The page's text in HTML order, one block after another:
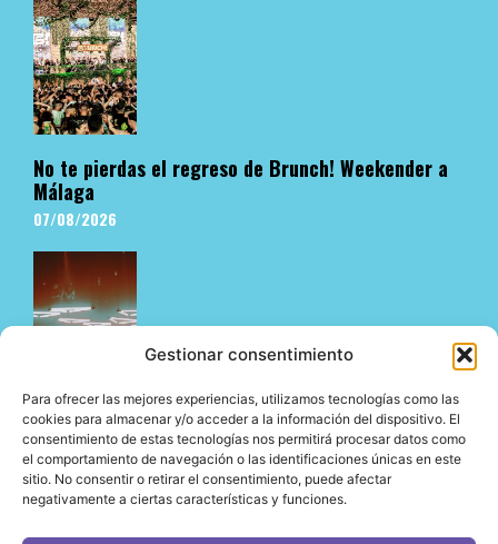
Gestionar consentimiento
Para ofrecer las mejores experiencias, utilizamos tecnologías como las
cookies para almacenar y/o acceder a la información del dispositivo. El
consentimiento de estas tecnologías nos permitirá procesar datos como
el comportamiento de navegación o las identificaciones únicas en este
sitio. No consentir o retirar el consentimiento, puede afectar
negativamente a ciertas características y funciones.
No te pierdas el regreso de Brunch! Weekender a
Málaga
07/08/2026
El underground en Ibiza es cosa de Pyramid
06/08/2026